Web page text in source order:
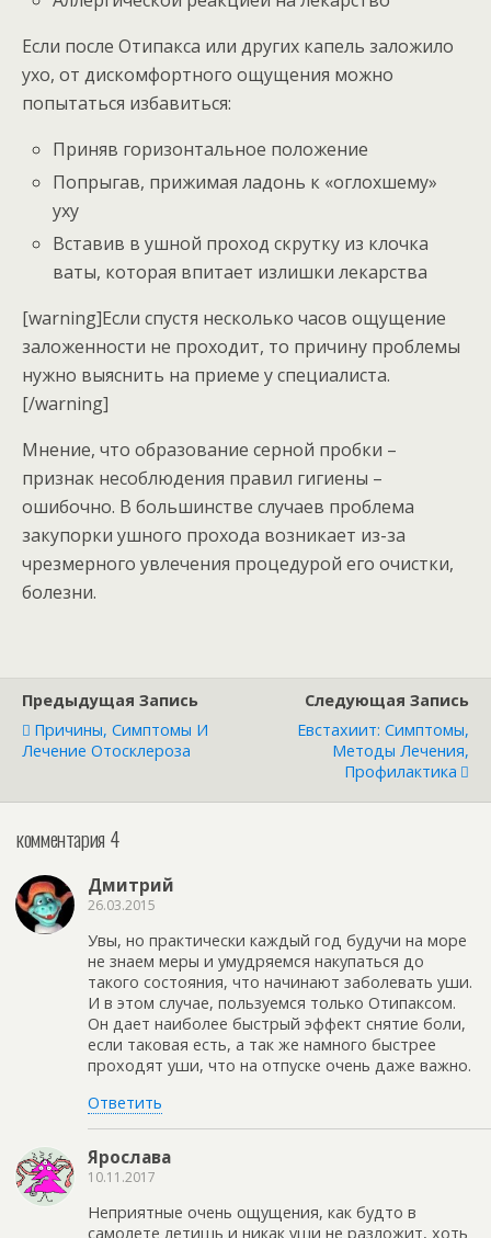
Если после Отипакса или других капель заложило
ухо, от дискомфортного ощущения можно
попытаться избавиться:
Приняв горизонтальное положение
Попрыгав, прижимая ладонь к «оглохшему»
уху
Вставив в ушной проход скрутку из клочка
ваты, которая впитает излишки лекарства
[warning]Если спустя несколько часов ощущение
заложенности не проходит, то причину проблемы
нужно выяснить на приеме у специалиста.
[/warning]
Мнение, что образование серной пробки –
признак несоблюдения правил гигиены –
ошибочно. В большинстве случаев проблема
закупорки ушного прохода возникает из-за
чрезмерного увлечения процедурой его очистки,
болезни.
Предыдущая Запись
Причины, Симптомы И
Лечение Отосклероза
Следующая Запись
Евстахиит: Симптомы,
Методы Лечения,
Профилактика
комментария 4
Дмитрий
26.03.2015
Увы, но практически каждый год будучи на море
не знаем меры и умудряемся накупаться до
такого состояния, что начинают заболевать уши.
И в этом случае, пользуемся только Отипаксом.
Он дает наиболее быстрый эффект снятие боли,
если таковая есть, а так же намного быстрее
проходят уши, что на отпуске очень даже важно.
Ответить
Ярослава
10.11.2017
Неприятные очень ощущения, как будто в
самолете летишь и никак уши не разложит, хоть